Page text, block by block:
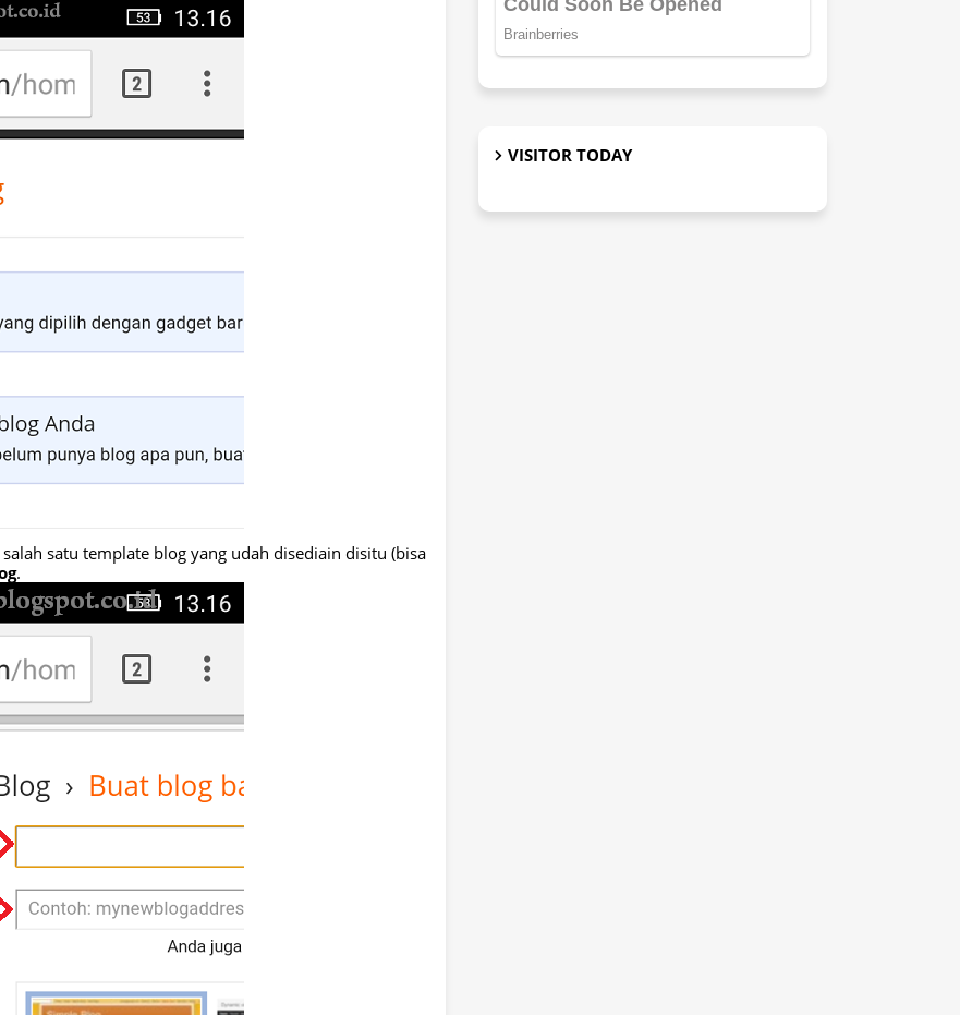
satu template blog yang udah disediain disitu (bisa
.
VISITOR TODAY